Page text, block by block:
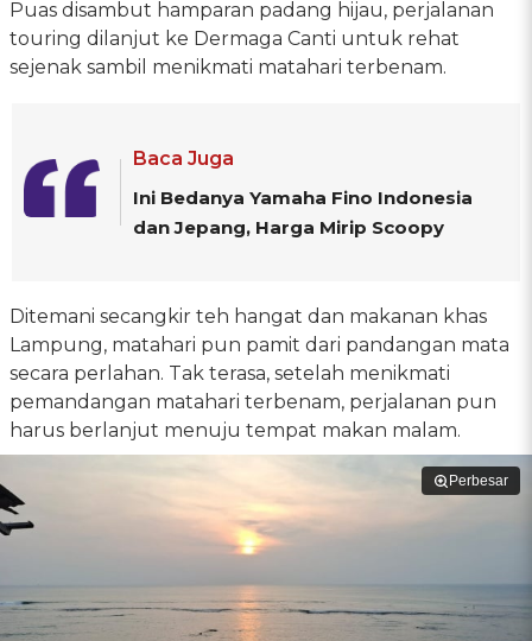
Puas disambut hamparan padang hijau, perjalanan
touring dilanjut ke Dermaga Canti untuk rehat
sejenak sambil menikmati matahari terbenam.
Baca Juga
Ini Bedanya Yamaha Fino Indonesia
dan Jepang, Harga Mirip Scoopy
Ditemani secangkir teh hangat dan makanan khas
Lampung, matahari pun pamit dari pandangan mata
secara perlahan. Tak terasa, setelah menikmati
pemandangan matahari terbenam, perjalanan pun
harus berlanjut menuju tempat makan malam.
Perbesar